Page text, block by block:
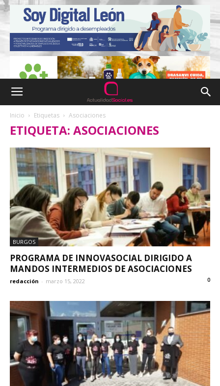
Inicio Etiquetas Asociaciones
ETIQUETA: ASOCIACIONES
BURGOS
PROGRAMA DE INNOVASOCIAL DIRIGIDO A
MANDOS INTERMEDIOS DE ASOCIACIONES
redacción - marzo 15, 2022 0